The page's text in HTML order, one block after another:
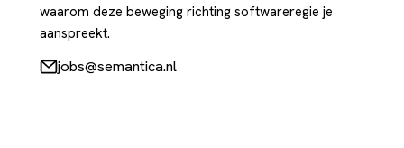
waarom deze beweging richting softwareregie je
aanspreekt.
jobs@semantica.nl